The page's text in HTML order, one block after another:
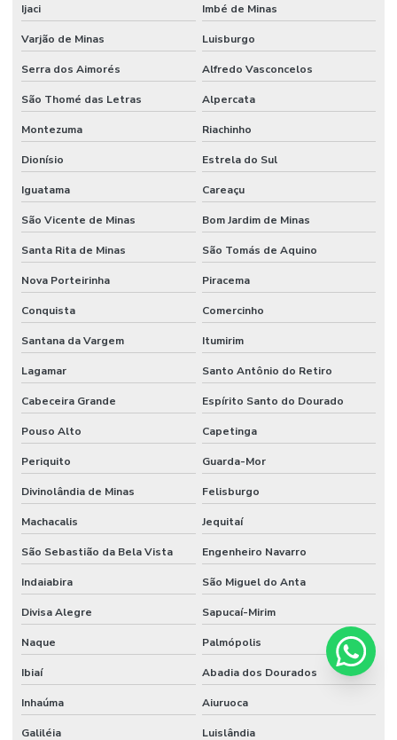
Ijaci Imbé de Minas
Varjão de Minas Luisburgo
Serra dos Aimorés Alfredo Vasconcelos
São Thomé das Letras Alpercata
Montezuma Riachinho
Dionísio Estrela do Sul
Iguatama Careaçu
São Vicente de Minas Bom Jardim de Minas
Santa Rita de Minas São Tomás de Aquino
Nova Porteirinha Piracema
Conquista Comercinho
Santana da Vargem Itumirim
Lagamar Santo Antônio do Retiro
Cabeceira Grande Espírito Santo do Dourado
Pouso Alto Capetinga
Periquito Guarda-Mor
Divinolândia de Minas Felisburgo
Machacalis Jequitaí
São Sebastião da Bela Vista Engenheiro Navarro
Indaiabira São Miguel do Anta
Divisa Alegre Sapucaí-Mirim
Naque Palmópolis
Ibiaí Abadia dos Dourados
Inhaúma Aiuruoca
Galiléia Luislândia